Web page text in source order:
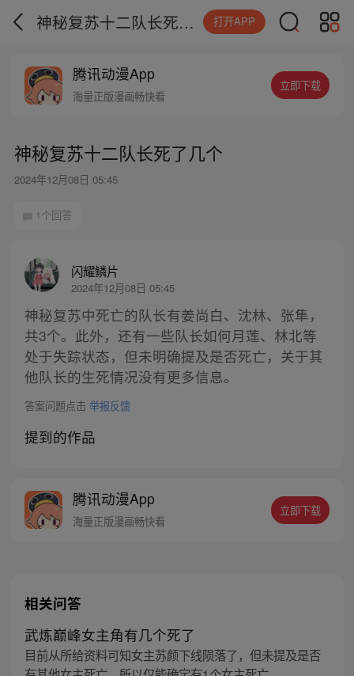
神秘复苏十二队长死了几个 打开APP
腾讯动漫App
海量正版漫画畅快看
立即下载
神秘复苏十二队长死了几个
2024年12月08日 05:45
1个回答
闪耀鳞片
2024年12月08日 05:45
神秘复苏中死亡的队长有姜尚白、沈林、张隼，
共3个。此外，还有一些队长如何月莲、林北等
处于失踪状态，但未明确提及是否死亡，关于其
他队长的生死情况没有更多信息。
答案问题点击 举报反馈
提到的作品
腾讯动漫App
海量正版漫画畅快看
立即下载
相关问答
武炼巅峰女主角有几个死了
目前从所给资料可知女主苏颜下线陨落了，但未提及是否